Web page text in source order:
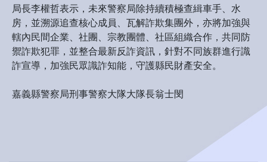
局長李權哲表示，未來警察局除持續積極查緝車手、水
房，並溯源追查核心成員、瓦解詐欺集團外，亦將加強與
轄內民間企業、社團、宗教團體、社區組織合作，共同防
禦詐欺犯罪，並整合最新反詐資訊，針對不同族群進行識
詐宣導，加強民眾識詐知能，守護縣民財產安全。
嘉義縣警察局刑事警察大隊大隊長翁士閔